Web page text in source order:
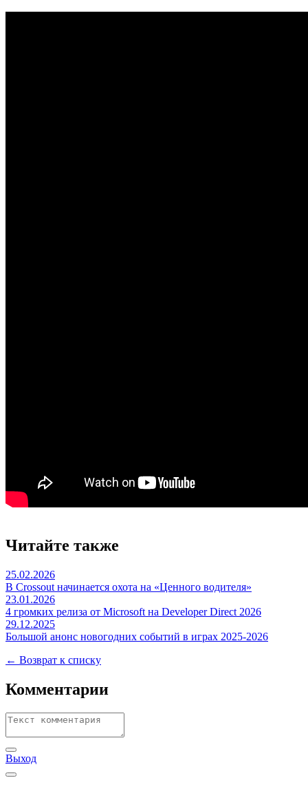
Читайте также
25.02.2026
В Crossout начинается охота на «Ценного водителя»
23.01.2026
4 громких релиза от Microsoft на Developer Direct 2026
29.12.2025
Большой анонс новогодних событий в играх 2025-2026
← Возврат к списку
Комментарии
Выход